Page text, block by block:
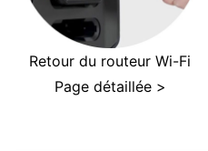
Retour du routeur Wi-Fi
Page détaillée >